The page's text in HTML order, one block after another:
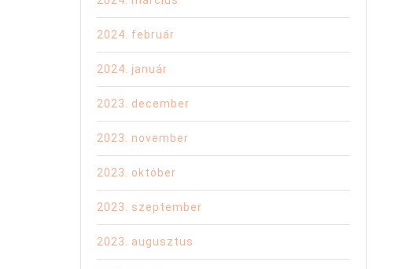
2024. február
2024. január
2023. december
2023. november
2023. október
2023. szeptember
2023. augusztus